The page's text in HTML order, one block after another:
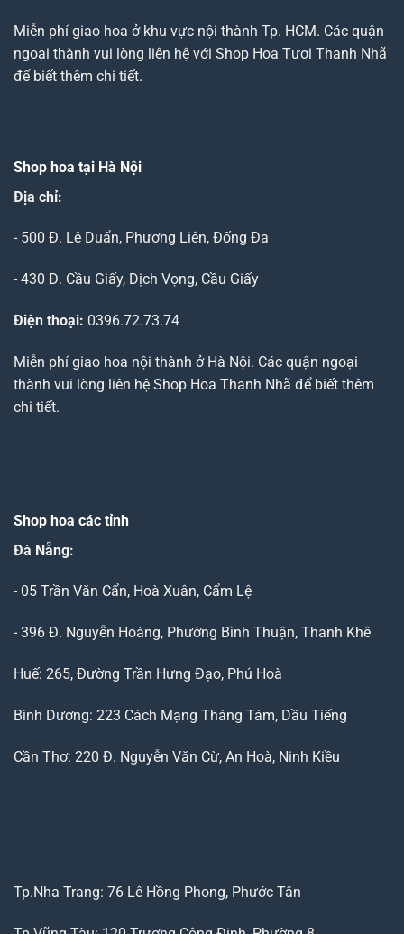
Miễn phí giao hoa ở khu vực nội thành Tp. HCM. Các quận
ngoại thành vui lòng liên hệ với Shop Hoa Tươi Thanh Nhã
để biết thêm chi tiết.
Shop hoa tại Hà Nội
Địa chỉ:
- 500 Đ. Lê Duẩn, Phương Liên, Đống Đa
- 430 Đ. Cầu Giấy, Dịch Vọng, Cầu Giấy
Điện thoại: 0396.72.73.74
Miễn phí giao hoa nội thành ở Hà Nội. Các quận ngoại
thành vui lòng liên hệ Shop Hoa Thanh Nhã để biết thêm
chi tiết.
Shop hoa các tỉnh
Đà Nẵng:
- 05 Trần Văn Cẩn, Hoà Xuân, Cẩm Lệ
- 396 Đ. Nguyễn Hoàng, Phường Bình Thuận, Thanh Khê
Huế: 265, Đường Trần Hưng Đạo, Phú Hoà
Bình Dương: 223 Cách Mạng Tháng Tám, Dầu Tiếng
Cần Thơ: 220 Đ. Nguyễn Văn Cừ, An Hoà, Ninh Kiều
Tp.Nha Trang: 76 Lê Hồng Phong, Phước Tân